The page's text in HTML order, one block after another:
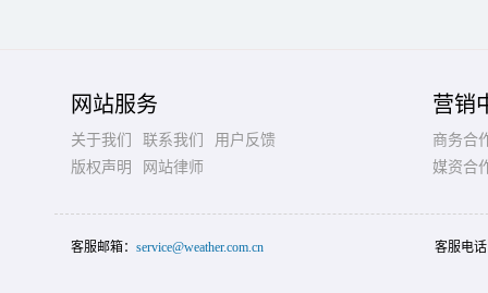
网站服务
关于我们 联系我们
用户反馈
版权声明
网站律师
营销
商务合
媒资合
客服邮箱： service@weather.com.cn 客服电